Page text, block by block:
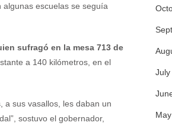
escuelas se seguía
sufragó en la mesa 713 de
a 140 kilómetros, en el
a sus vasallos, les daban un
sostuvo el gobernador,